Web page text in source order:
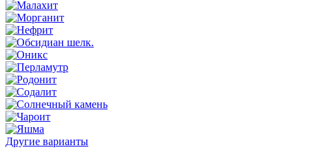
Другие варианты